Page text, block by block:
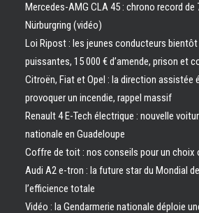
Mercedes-AMG CLA 45 : chrono record de
Nürburgring (vidéo)
Loi Ripost : les jeunes conducteurs
puissantes, 15 000 € d’amende, prison et
Citroën, Fiat et Opel : la direction assistée
provoquer un incendie, rappel massif
Renault 4 E-Tech électrique : nouvelle
nationale en Guadeloupe
Coffre de toit : nos conseils pour un choix
Audi A2 e-tron : la future star du Mondial
l’efficience totale
Vidéo : la Gendarmerie nationale déploie